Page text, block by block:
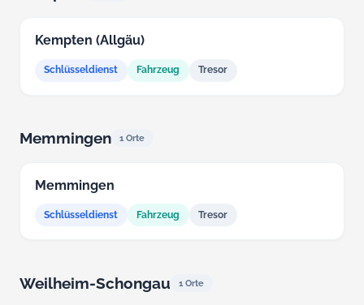
Kempten (Allgäu)
Schlüsseldienst Fahrzeug Tresor
Memmingen 1 Orte
Memmingen
Schlüsseldienst Fahrzeug Tresor
Weilheim-Schongau 1 Orte